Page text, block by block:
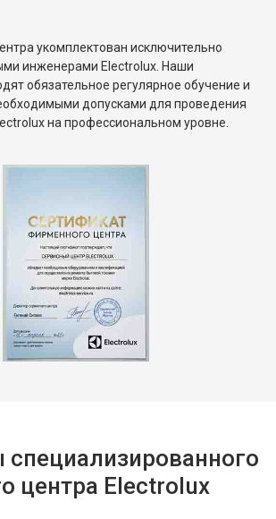
укомплектован исключительно
инженерами Electrolux. Наши
обязательное регулярное обучение и
допусками для проведения
на профессиональном уровне.
центра Electrolux